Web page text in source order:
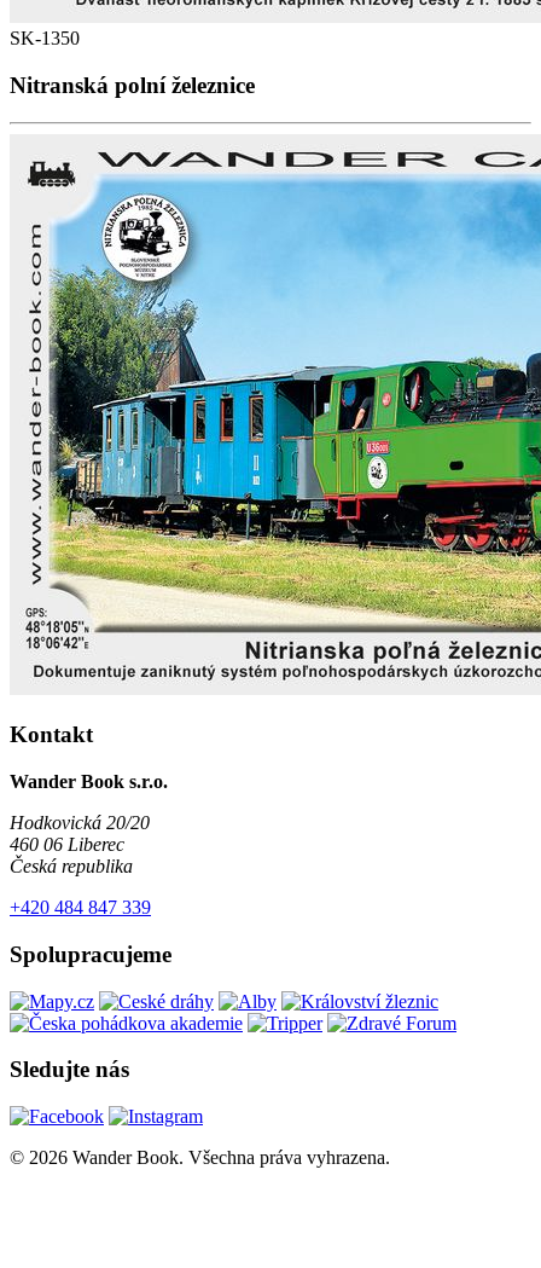
SK-1350
Nitranská polní železnice
Kontakt
Wander Book s.r.o.
Hodkovická 20/20
460 06 Liberec
Česká republika
+420 484 847 339
Spolupracujeme
Sledujte nás
© 2026 Wander Book. Všechna práva vyhrazena.